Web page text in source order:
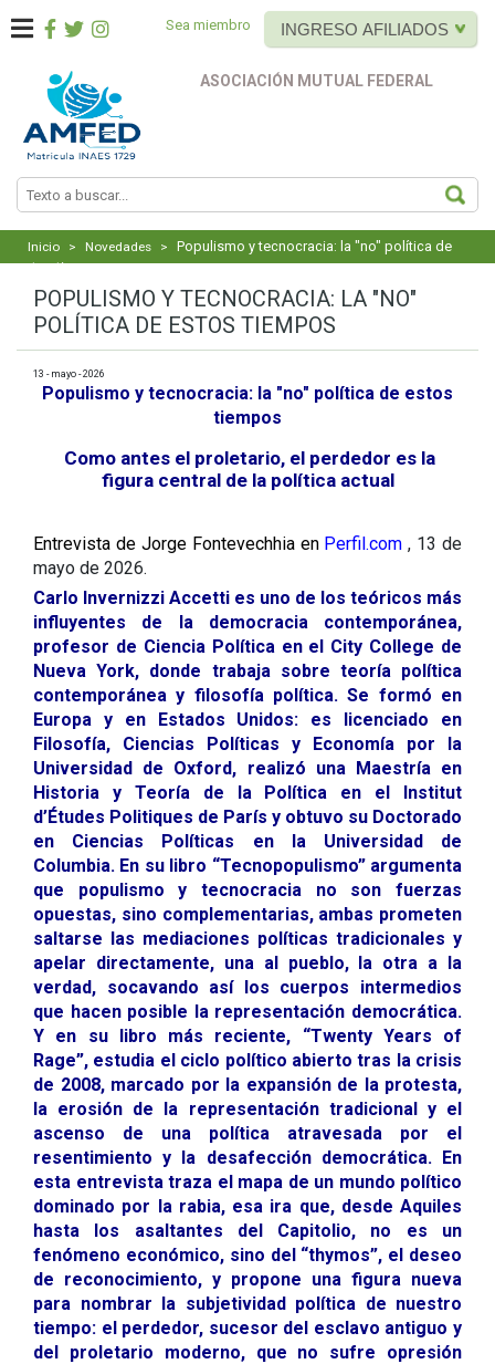
INGRESO AFILIADOS
Sea miembro
ASOCIACIÓN MUTUAL FEDERAL
Inicio > Novedades >
Populismo y tecnocracia: la "no" política de
estos tiempos
POPULISMO Y TECNOCRACIA: LA "NO"
POLÍTICA DE ESTOS TIEMPOS
13 - mayo - 2026
Populismo y tecnocracia: la "no" política de estos
tiempos
Como antes el proletario, el perdedor es la
figura central de la política actual
Entrevista de Jorge Fontevechhia en Perfil.com , 13 de
mayo de 2026.
Carlo Invernizzi Accetti es uno de los teóricos más
influyentes de la democracia contemporánea,
profesor de Ciencia Política en el City College de
Nueva York, donde trabaja sobre teoría política
contemporánea y filosofía política. Se formó en
Europa y en Estados Unidos: es licenciado en
Filosofía, Ciencias Políticas y Economía por la
Universidad de Oxford, realizó una Maestría en
Historia y Teoría de la Política en el Institut
d’Études Politiques de París y obtuvo su Doctorado
en Ciencias Políticas en la Universidad de
Columbia. En su libro “Tecnopopulismo” argumenta
que populismo y tecnocracia no son fuerzas
opuestas, sino complementarias, ambas prometen
saltarse las mediaciones políticas tradicionales y
apelar directamente, una al pueblo, la otra a la
verdad, socavando así los cuerpos intermedios
que hacen posible la representación democrática.
Y en su libro más reciente, “Twenty Years of
Rage”, estudia el ciclo político abierto tras la crisis
de 2008, marcado por la expansión de la protesta,
la erosión de la representación tradicional y el
ascenso de una política atravesada por el
resentimiento y la desafección democrática. En
esta entrevista traza el mapa de un mundo político
dominado por la rabia, esa ira que, desde Aquiles
hasta los asaltantes del Capitolio, no es un
fenómeno económico, sino del “thymos”, el deseo
de reconocimiento, y propone una figura nueva
para nombrar la subjetividad política de nuestro
tiempo: el perdedor, sucesor del esclavo antiguo y
del proletario moderno, que no sufre opresión